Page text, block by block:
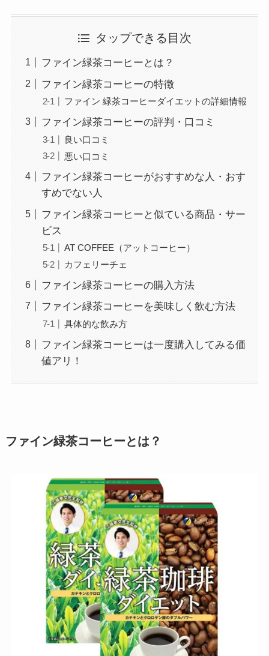
タップできる目次
ファイン緑茶コーヒーとは？
ファイン緑茶コーヒーの特徴
ファイン 緑茶コーヒーダイエットの詳細情報
ファイン緑茶コーヒーの評判・口コミ
良い口コミ
悪い口コミ
ファイン緑茶コーヒーがおすすめな人・おす
すめでない人
ファイン緑茶コーヒーと似ている商品・サー
ビス
AT COFFEE（アットコーヒー）
カフェリーチェ
ファイン緑茶コーヒーの購入方法
ファイン緑茶コーヒーを美味しく飲む方法
具体的な飲み方
ファイン緑茶コーヒーは一度購入してみる価
値アリ！
ファイン緑茶コーヒーとは？